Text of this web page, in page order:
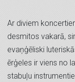
Ar diviem
desmitos vakarā,
evaņģēliski
ērģeles ir viens no
stabuļu